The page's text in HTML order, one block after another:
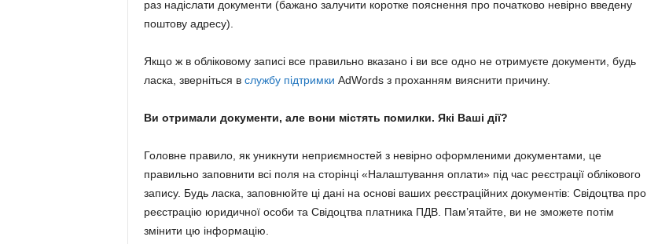
раз надіслати документи (бажано залучити коротке пояснення про початково невірно введену
поштову адресу).
Якщо ж в обліковому записі все правильно вказано і ви все одно не отримуєте документи, будь
ласка, зверніться в службу підтримки AdWords з проханням вияснити причину.
Ви отримали документи, але вони містять помилки. Які Ваші дії?
Головне правило, як уникнути неприємностей з невірно оформленими документами, це
правильно заповнити всі поля на сторінці «Налаштування оплати» під час реєстрації облікового
запису. Будь ласка, заповнюйте ці дані на основі ваших реєстраційних документів: Свідоцтва про
реєстрацію юридичної особи та Свідоцтва платника ПДВ. Пам’ятайте, ви не зможете потім
змінити цю інформацію.